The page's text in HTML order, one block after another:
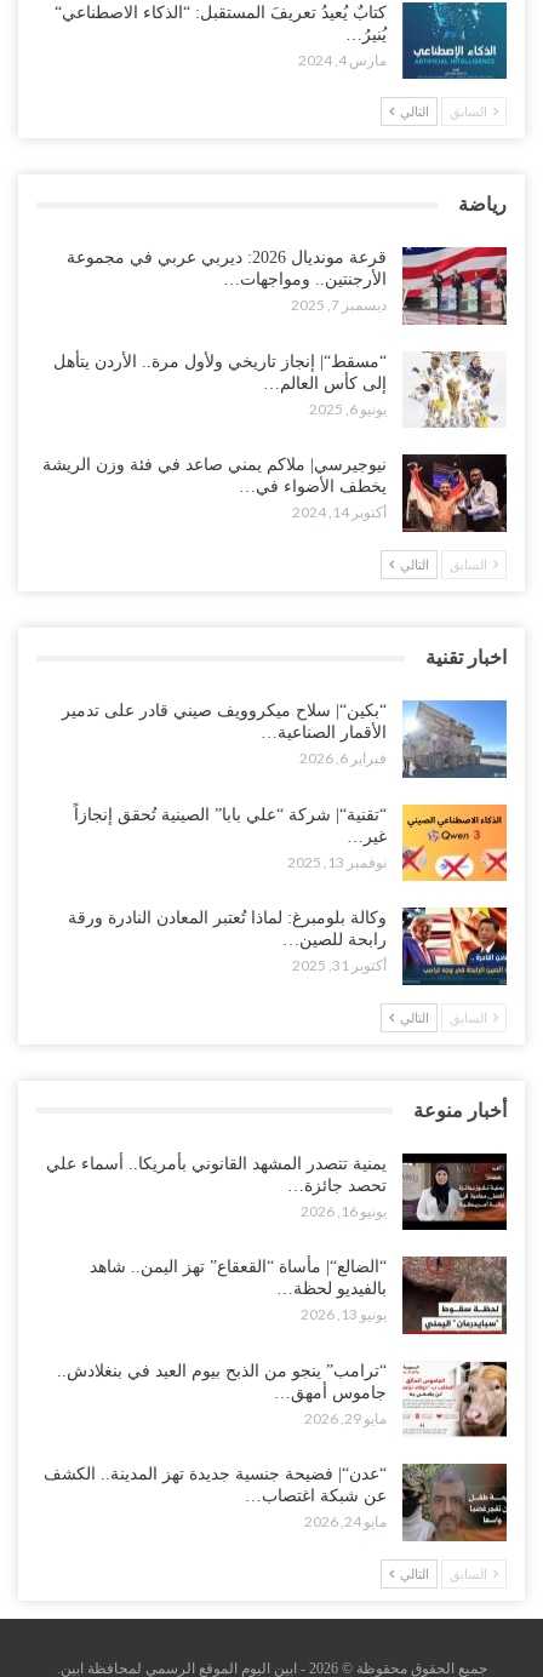
كتابٌ يُعيدُ تعريفَ المستقبل: “الذكاء الاصطناعي“
يُنيرُ…
مارس 4, 2024
السابق التالي
رياضة
قرعة مونديال 2026: ديربي عربي في مجموعة
الأرجنتين.. ومواجهات…
ديسمبر 7, 2025
“مسقط“| إنجاز تاريخي ولأول مرة.. الأردن يتأهل
إلى كأس العالم…
يونيو 6, 2025
نيوجيرسي| ملاكم يمني صاعد في فئة وزن الريشة
يخطف الأضواء في…
أكتوبر 14, 2024
السابق التالي
اخبار تقنية
“بكين“| سلاح ميكروويف صيني قادر على تدمير
الأقمار الصناعية…
فبراير 6, 2026
“تقنية“| شركة “علي بابا” الصينية تُحقق إنجازاً
غير…
نوفمبر 13, 2025
وكالة بلومبرغ: لماذا تُعتبر المعادن النادرة ورقة
رابحة للصين…
أكتوبر 31, 2025
السابق التالي
أخبار منوعة
يمنية تتصدر المشهد القانوني بأمريكا.. أسماء علي
تحصد جائزة…
يونيو 16, 2026
“الضالع“| مأساة “القعقاع” تهز اليمن.. شاهد
بالفيديو لحظة…
يونيو 13, 2026
“ترامب” ينجو من الذبح بيوم العيد في بنغلادش..
جاموس أمهق…
مايو 29, 2026
“عدن“| فضيحة جنسية جديدة تهز المدينة.. الكشف
عن شبكة اغتصاب…
مايو 24, 2026
السابق التالي
جميع الحقوق محقوظة © 2026 - ابين اليوم الموقع الرسمي لمحافظة ابين.